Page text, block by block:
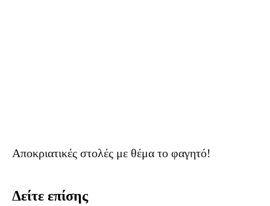
Αποκριατικές στολές με θέμα το φαγητό!
Δείτε επίσης